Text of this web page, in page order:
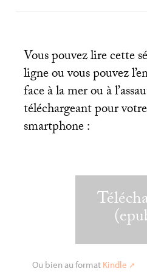
Vous pouvez lire cette
ligne ou vous pouvez
face à la mer ou à
téléchargeant pour
smartphone :
Ou bien au format Kindle